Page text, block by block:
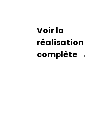
Voir la
réalisation
complète →